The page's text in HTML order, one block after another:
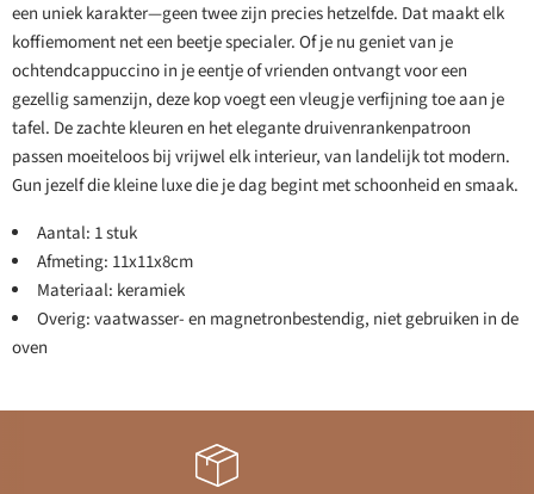
een uniek karakter—geen twee zijn precies hetzelfde. Dat maakt elk
koffiemoment net een beetje specialer. Of je nu geniet van je
ochtendcappuccino in je eentje of vrienden ontvangt voor een
gezellig samenzijn, deze kop voegt een vleugje verfijning toe aan je
tafel. De zachte kleuren en het elegante druivenrankenpatroon
passen moeiteloos bij vrijwel elk interieur, van landelijk tot modern.
Gun jezelf die kleine luxe die je dag begint met schoonheid en smaak.
Aantal: 1 stuk
Afmeting: 11x11x8cm
Materiaal: keramiek
Overig: vaatwasser- en magnetronbestendig, niet gebruiken in de
oven